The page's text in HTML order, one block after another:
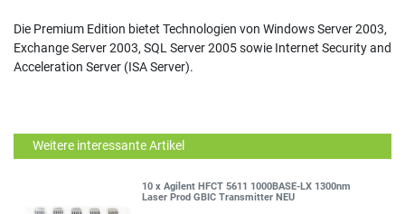
Die Premium Edition bietet Technologien von Windows Server 2003,
Exchange Server 2003, SQL Server 2005 sowie Internet Security and
Acceleration Server (ISA Server).
Weitere interessante Artikel
10 x Agilent HFCT 5611 1000BASE-LX 1300nm
Laser Prod GBIC Transmitter NEU